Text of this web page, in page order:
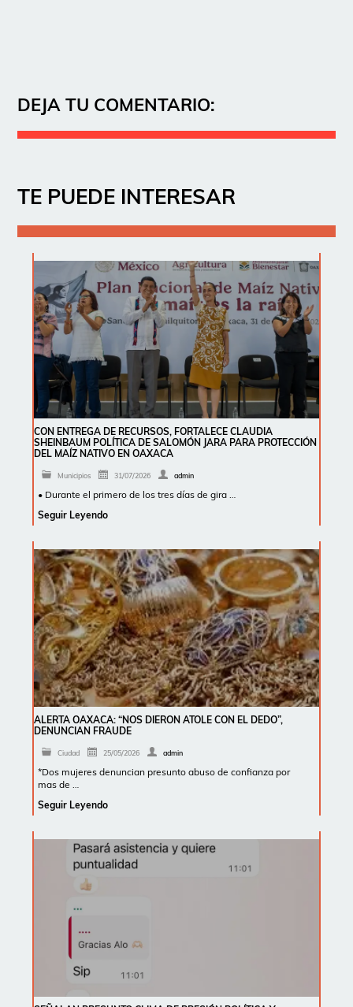
DEJA TU COMENTARIO:
TE PUEDE INTERESAR
CON ENTREGA DE RECURSOS, FORTALECE CLAUDIA
SHEINBAUM POLÍTICA DE SALOMÓN JARA PARA PROTECCIÓN
DEL MAÍZ NATIVO EN OAXACA
Municipios 31/07/2026 admin
• Durante el primero de los tres días de gira …
Seguir Leyendo
ALERTA OAXACA: “NOS DIERON ATOLE CON EL DEDO”,
DENUNCIAN FRAUDE
Ciudad 25/05/2026 admin
*Dos mujeres denuncian presunto abuso de confianza por
mas de …
Seguir Leyendo